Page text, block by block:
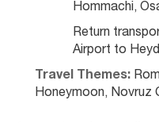
Hommachi,
Return
Airport to
Travel Themes:
Honeymoon, Novruz